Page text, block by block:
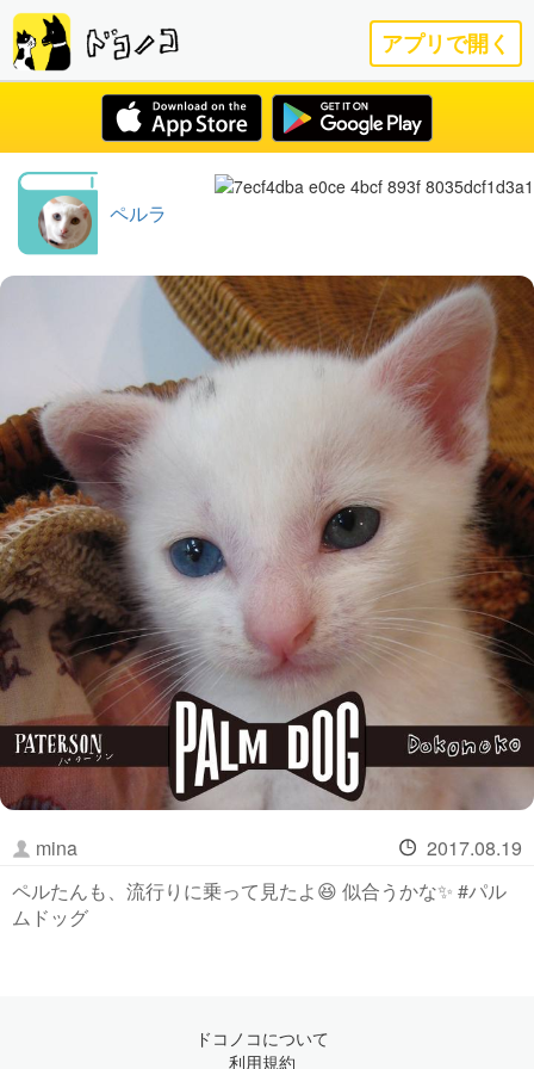
アプリで開く
ペルラ
mina
2017.08.19
ペルたんも、流行りに乗って見たよ😆 似合うかな✨ #パル
ムドッグ
ドコノコについて
利用規約